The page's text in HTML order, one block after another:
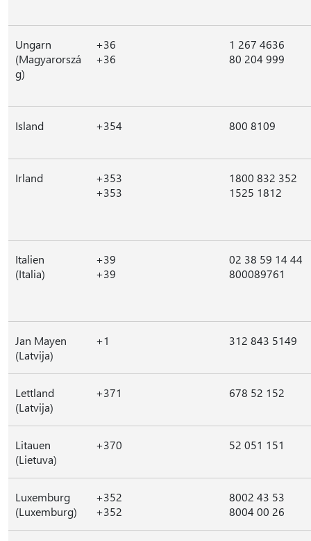
Ungarn
(Magyarorszá
g)
+36
+36
1 267 4636
80 204 999
Island +354 800 8109
Irland
+353
+353
1800 832 352
1525 1812
Italien
(Italia)
+39
+39
02 38 59 14 44
800089761
Jan Mayen
(Latvija)
+1 312 843 5149
Lettland
(Latvija)
+371 678 52 152
Litauen
(Lietuva)
+370 52 051 151
Luxemburg
(Luxemburg)
+352
+352
8002 43 53
8004 00 26